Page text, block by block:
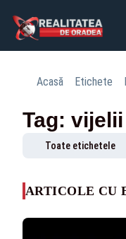
Acasă Etichete
Tag: vijelii
Toate etichetele
ARTICOLE CU